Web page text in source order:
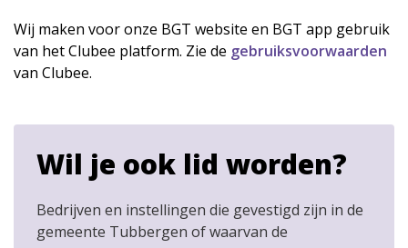
Wij maken voor onze BGT website en BGT app gebruik
van het Clubee platform. Zie de gebruiksvoorwaarden
van Clubee.
Wil je ook lid worden?
Bedrijven en instellingen die gevestigd zijn in de
gemeente Tubbergen of waarvan de